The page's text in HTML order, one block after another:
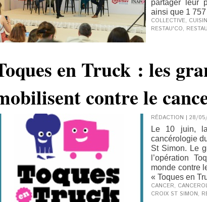
partager leur
ainsi que 1
COLLECTIVE,
RESTAU'CO,
en Truck : les
contre le
RÉDACTION | 28/
Le 10 juin,
cancérologie
St Simon. Le
l’opération
monde contre
« Toques en
CANCER,
CROIX ST SIMON,